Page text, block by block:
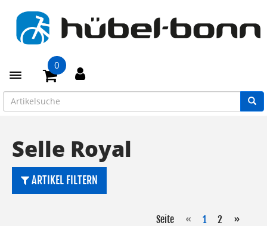
Toggle navigation
0
Selle Royal
ARTIKEL FILTERN
Seite « 1 2
»